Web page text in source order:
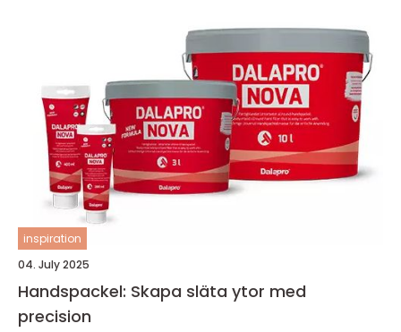
inspiration
04. July 2025
Handspackel: Skapa släta ytor med
precision